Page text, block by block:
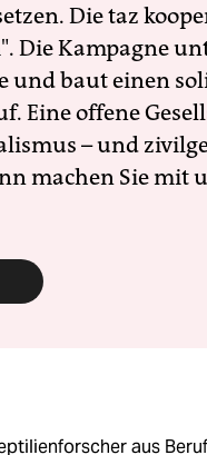
Die taz
Die Kampagne
und baut einen
Eine offene
– und
machen Sie mit
aus